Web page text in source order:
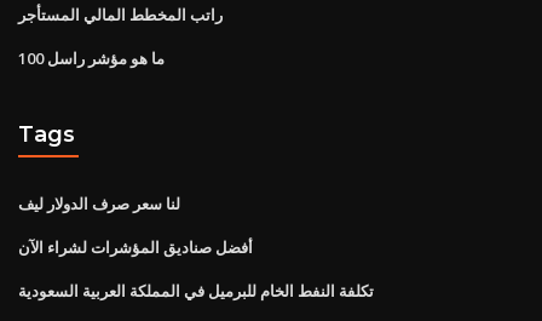
راتب المخطط المالي المستأجر
ما هو مؤشر راسل 100
Tags
لنا سعر صرف الدولار ليف
أفضل صناديق المؤشرات لشراء الآن
تكلفة النفط الخام للبرميل في المملكة العربية السعودية